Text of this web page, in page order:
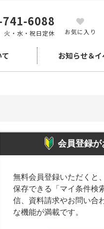
6088
・水・祝日定休 お気に入り
お知らせ＆イ
会員登録
無料会員登録いただくと
保存できる「マイ条件検
信、資料請求やお問い合
な機能が満載です。